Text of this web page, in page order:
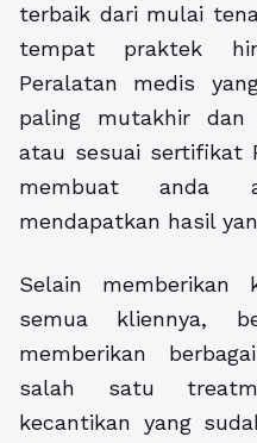
terbaik dari mulai
tempat praktek
Peralatan medis
paling mutakhir dan
atau sesuai sertifikat
membuat anda
mendapatkan hasil
Selain memberikan
semua kliennya,
memberikan
salah satu
kecantikan yang